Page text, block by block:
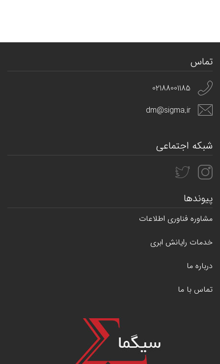
تماس
02188001185
dm@sigma.ir
شبکه اجتماعی
پیوندها
مشاوره فناوری اطلاعات
خدمات رایانش ابری
درباره ما
تماس با ما